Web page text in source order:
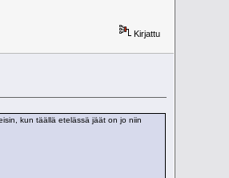
Kirjattu
kun täällä etelässä jäät on jo niin